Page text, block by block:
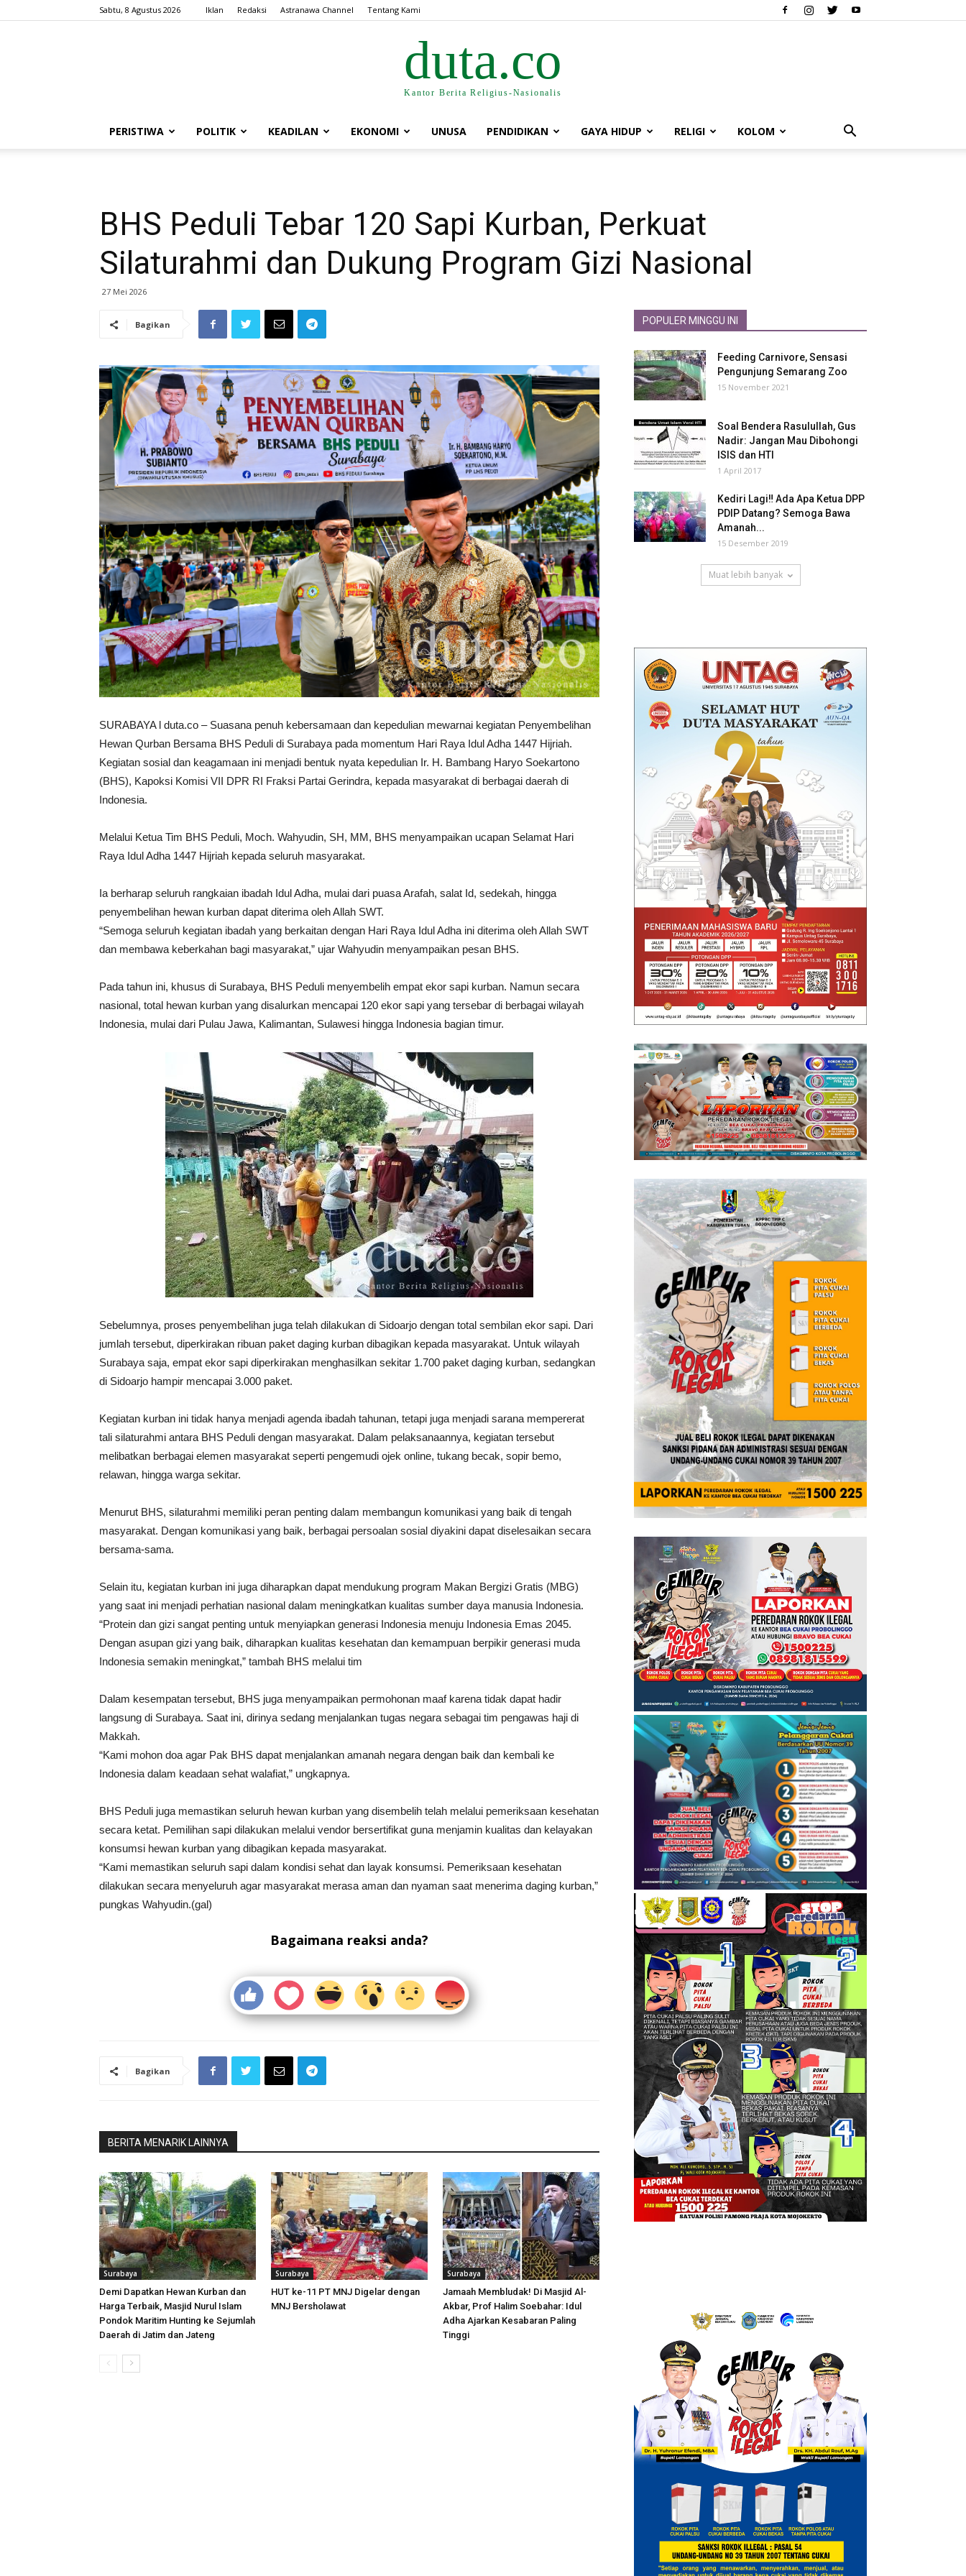
Sabtu, 8 Agustus 2026 Iklan Redaksi Astranawa Channel Tentang Kami
duta.co
Kantor Berita Religius-Nasionalis
PERISTIWA POLITIK KEADILAN EKONOMI UNUSA PENDIDIKAN GAYA HIDUP RELIGI KOLOM
BHS Peduli Tebar 120 Sapi Kurban, Perkuat
Silaturahmi dan Dukung Program Gizi Nasional
27 Mei 2026
Bagikan
SURABAYA l duta.co – Suasana penuh kebersamaan dan kepedulian mewarnai kegiatan Penyembelihan
Hewan Qurban Bersama BHS Peduli di Surabaya pada momentum Hari Raya Idul Adha 1447 Hijriah.
Kegiatan sosial dan keagamaan ini menjadi bentuk nyata kepedulian Ir. H. Bambang Haryo Soekartono
(BHS), Kapoksi Komisi VII DPR RI Fraksi Partai Gerindra, kepada masyarakat di berbagai daerah di
Indonesia.
Melalui Ketua Tim BHS Peduli, Moch. Wahyudin, SH, MM, BHS menyampaikan ucapan Selamat Hari
Raya Idul Adha 1447 Hijriah kepada seluruh masyarakat.
Ia berharap seluruh rangkaian ibadah Idul Adha, mulai dari puasa Arafah, salat Id, sedekah, hingga
penyembelihan hewan kurban dapat diterima oleh Allah SWT.
“Semoga seluruh kegiatan ibadah yang berkaitan dengan Hari Raya Idul Adha ini diterima oleh Allah SWT
dan membawa keberkahan bagi masyarakat,” ujar Wahyudin menyampaikan pesan BHS.
Pada tahun ini, khusus di Surabaya, BHS Peduli menyembelih empat ekor sapi kurban. Namun secara
nasional, total hewan kurban yang disalurkan mencapai 120 ekor sapi yang tersebar di berbagai wilayah
Indonesia, mulai dari Pulau Jawa, Kalimantan, Sulawesi hingga Indonesia bagian timur.
Sebelumnya, proses penyembelihan juga telah dilakukan di Sidoarjo dengan total sembilan ekor sapi. Dari
jumlah tersebut, diperkirakan ribuan paket daging kurban dibagikan kepada masyarakat. Untuk wilayah
Surabaya saja, empat ekor sapi diperkirakan menghasilkan sekitar 1.700 paket daging kurban, sedangkan
di Sidoarjo hampir mencapai 3.000 paket.
Kegiatan kurban ini tidak hanya menjadi agenda ibadah tahunan, tetapi juga menjadi sarana mempererat
tali silaturahmi antara BHS Peduli dengan masyarakat. Dalam pelaksanaannya, kegiatan tersebut
melibatkan berbagai elemen masyarakat seperti pengemudi ojek online, tukang becak, sopir bemo,
relawan, hingga warga sekitar.
Menurut BHS, silaturahmi memiliki peran penting dalam membangun komunikasi yang baik di tengah
masyarakat. Dengan komunikasi yang baik, berbagai persoalan sosial diyakini dapat diselesaikan secara
bersama-sama.
Selain itu, kegiatan kurban ini juga diharapkan dapat mendukung program Makan Bergizi Gratis (MBG)
yang saat ini menjadi perhatian nasional dalam meningkatkan kualitas sumber daya manusia Indonesia.
“Protein dan gizi sangat penting untuk menyiapkan generasi Indonesia menuju Indonesia Emas 2045.
Dengan asupan gizi yang baik, diharapkan kualitas kesehatan dan kemampuan berpikir generasi muda
Indonesia semakin meningkat,” tambah BHS melalui tim
Dalam kesempatan tersebut, BHS juga menyampaikan permohonan maaf karena tidak dapat hadir
langsung di Surabaya. Saat ini, dirinya sedang menjalankan tugas negara sebagai tim pengawas haji di
Makkah.
“Kami mohon doa agar Pak BHS dapat menjalankan amanah negara dengan baik dan kembali ke
Indonesia dalam keadaan sehat walafiat,” ungkapnya.
BHS Peduli juga memastikan seluruh hewan kurban yang disembelih telah melalui pemeriksaan kesehatan
secara ketat. Pemilihan sapi dilakukan melalui vendor bersertifikat guna menjamin kualitas dan kelayakan
konsumsi hewan kurban yang dibagikan kepada masyarakat.
“Kami memastikan seluruh sapi dalam kondisi sehat dan layak konsumsi. Pemeriksaan kesehatan
dilakukan secara menyeluruh agar masyarakat merasa aman dan nyaman saat menerima daging kurban,”
pungkas Wahyudin.(gal)
Bagaimana reaksi anda?
Bagikan
BERITA MENARIK LAINNYA
Surabaya
Demi Dapatkan Hewan Kurban dan
Harga Terbaik, Masjid Nurul Islam
Pondok Maritim Hunting ke Sejumlah
Daerah di Jatim dan Jateng
Surabaya
HUT ke-11 PT MNJ Digelar dengan
MNJ Bersholawat
Surabaya
Jamaah Membludak! Di Masjid Al-
Akbar, Prof Halim Soebahar: Idul
Adha Ajarkan Kesabaran Paling
Tinggi
POPULER MINGGU INI
Feeding Carnivore, Sensasi
Pengunjung Semarang Zoo
15 November 2021
Soal Bendera Rasulullah, Gus
Nadir: Jangan Mau Dibohongi
ISIS dan HTI
1 April 2017
Kediri Lagi‼ Ada Apa Ketua DPP
PDIP Datang? Semoga Bawa
Amanah...
15 Desember 2019
Muat lebih banyak